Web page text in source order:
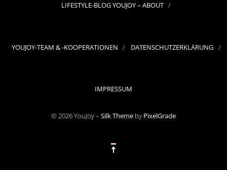
LIFESTYLE-BLOG YOUJOY – ABOUT
YOUJOY-TEAM & -KOOPERATIONEN DATENSCHUTZERKLÄRUNG
IMPRESSUM
© 2026 YouJoy – Silk Theme by PixelGrade